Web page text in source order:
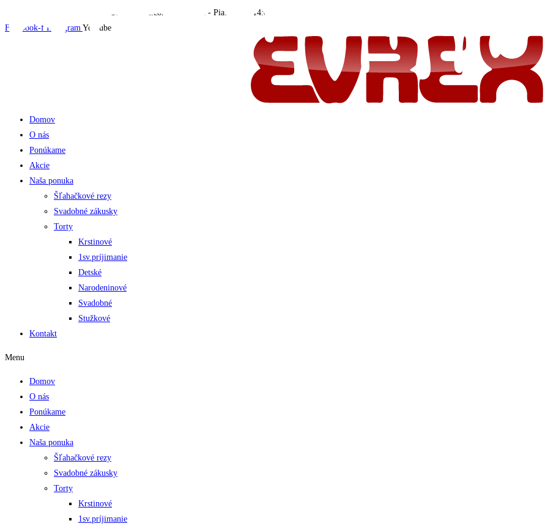
to
evrex311@gmail.com
Pon - Pia: 8:00 - 14:00
Facebook-f Instagram Youtube
Domov
O nás
Ponúkame
Akcie
Naša ponuka
Šľahačkové rezy
Svadobné zákusky
Torty
Krstinové
1sv.príjimanie
Detské
Narodeninové
Svadobné
Stužkové
Kontakt
Menu
Domov
O nás
Ponúkame
Akcie
Naša ponuka
Šľahačkové rezy
Svadobné zákusky
Torty
Krstinové
1sv.príjimanie